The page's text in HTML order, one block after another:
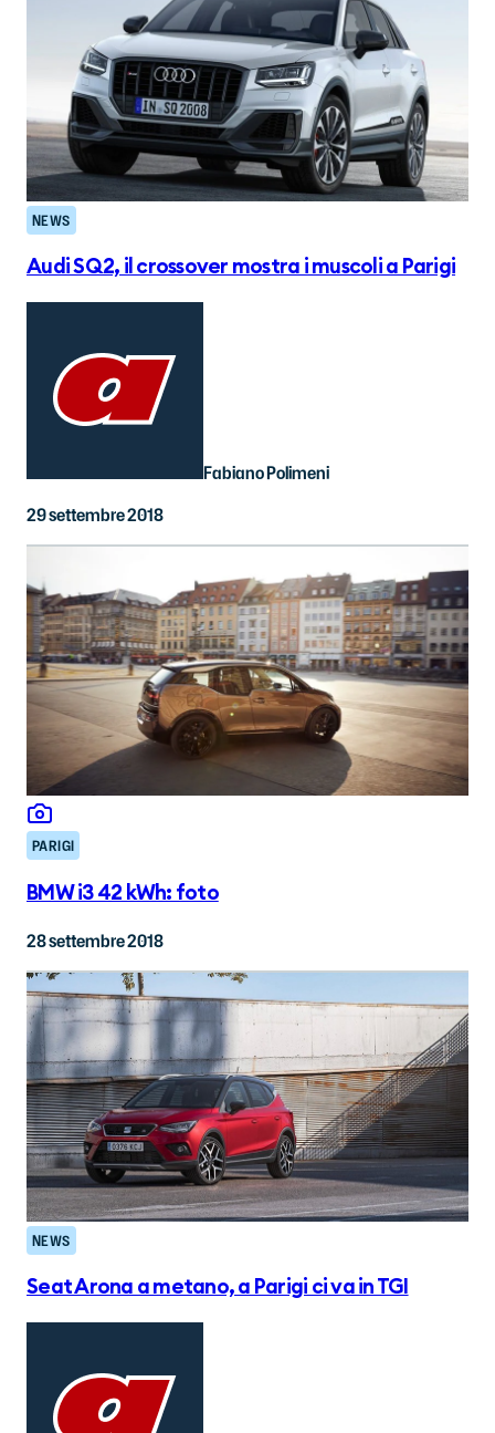
NEWS
Audi SQ2, il crossover mostra i muscoli a Parigi
Fabiano Polimeni
29 settembre 2018
PARIGI
BMW i3 42 kWh: foto
28 settembre 2018
NEWS
Seat Arona a metano, a Parigi ci va in TGI